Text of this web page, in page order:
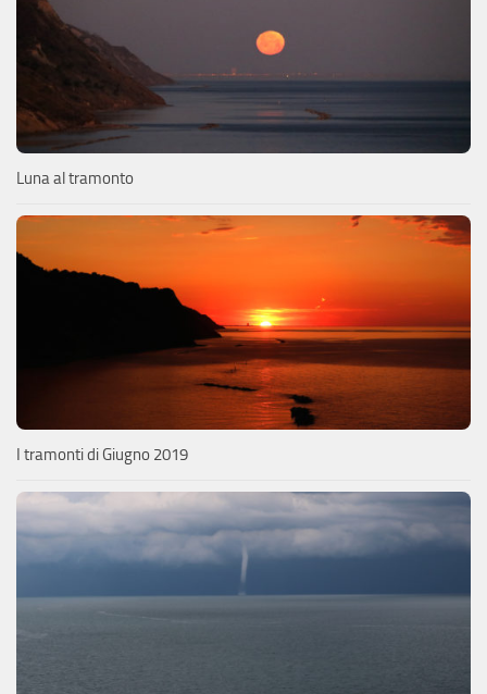
Luna al tramonto
I tramonti di Giugno 2019